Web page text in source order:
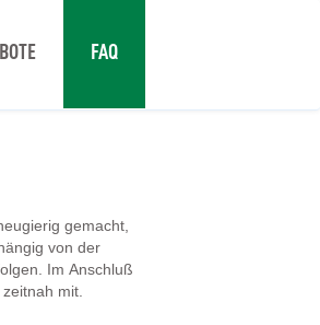
FAQ
gemacht,
von der
Im Anschluß
mit.